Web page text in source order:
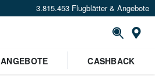
3.815.453 Flugblätter & Angebote
ANGEBOTE CASHBACK